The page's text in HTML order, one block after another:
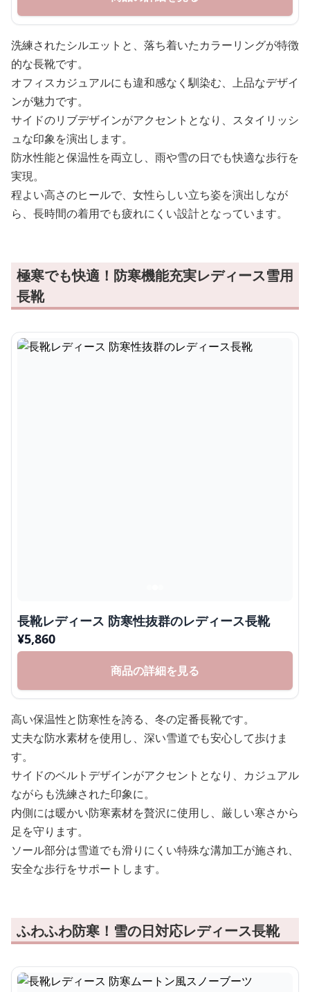
洗練されたシルエットと、落ち着いたカラーリングが特徴
的な長靴です。
オフィスカジュアルにも違和感なく馴染む、上品なデザイ
ンが魅力です。
サイドのリブデザインがアクセントとなり、スタイリッシ
ュな印象を演出します。
防水性能と保温性を両立し、雨や雪の日でも快適な歩行を
実現。
程よい高さのヒールで、女性らしい立ち姿を演出しなが
ら、長時間の着用でも疲れにくい設計となっています。
極寒でも快適！防寒機能充実レディース雪用
長靴
長靴レディース 防寒性抜群のレディース長靴
¥5,860
商品の詳細を見る
高い保温性と防寒性を誇る、冬の定番長靴です。
丈夫な防水素材を使用し、深い雪道でも安心して歩けま
す。
サイドのベルトデザインがアクセントとなり、カジュアル
ながらも洗練された印象に。
内側には暖かい防寒素材を贅沢に使用し、厳しい寒さから
足を守ります。
ソール部分は雪道でも滑りにくい特殊な溝加工が施され、
安全な歩行をサポートします。
ふわふわ防寒！雪の日対応レディース長靴